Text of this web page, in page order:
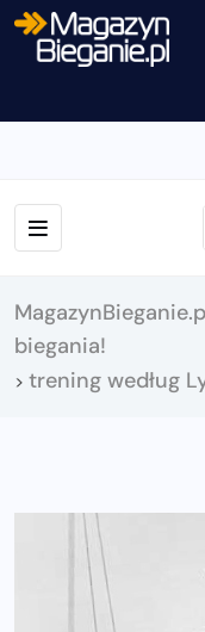
biegania!
> trening według